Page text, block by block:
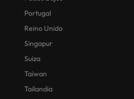
Portugal
Reino Unido
Singapur
Suiza
Taiwan
Tailandia